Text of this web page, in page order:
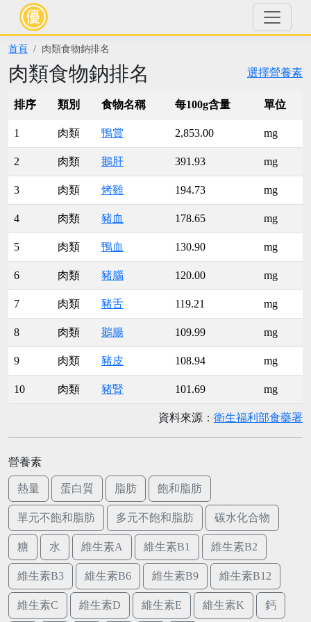
首頁 肉類食物鈉排名
選擇營養素
肉類食物鈉排名
排序 類別 食物名稱 每100g含量 單位
1 肉類 鴨賞 2,853.00 mg
2 肉類 鵝肝 391.93 mg
3 肉類 烤雞 194.73 mg
4 肉類 豬血 178.65 mg
5 肉類 鴨血 130.90 mg
6 肉類 豬腦 120.00 mg
7 肉類 豬舌 119.21 mg
8 肉類 鵝腸 109.99 mg
9 肉類 豬皮 108.94 mg
10 肉類 豬腎 101.69 mg
資料來源： 衛生福利部食藥署
營養素
熱量 蛋白質 脂肪 飽和脂肪
單元不飽和脂肪 多元不飽和脂肪 碳水化合物
糖 水 維生素A 維生素B1 維生素B2
維生素B3 維生素B6 維生素B9 維生素B12
維生素C 維生素D 維生素E 維生素K 鈣